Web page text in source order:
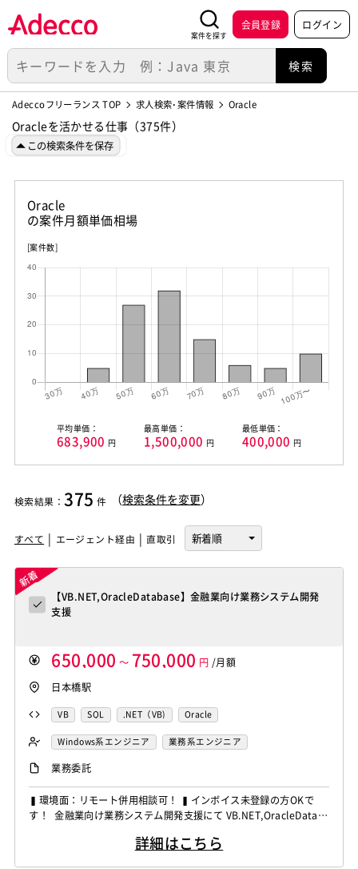
案件を探す
会員登録 ログイン
Adeccoフリーランス TOP 求人検索･案件情報 Oracle
Oracleを活かせる仕事（375件）
この検索条件を保存
Oracle
の案件月額単価相場
[案件数]
平均単価：
683,900 円
最高単価：
1,500,000 円
最低単価：
400,000 円
検索結果 ：375 件 （検索条件を変更）
すべて エージェント経由 直取引
【VB.NET,OracleDatabase】金融業向け業務システム開発
支援
650,000 ～ 750,000 円 /月額
日本橋駅
VB SQL .NET（VB) Oracle
Windows系エンジニア 業務系エンジニア
業務委託
▍環境面：リモート併用相談可！ ▍インボイス未登録の方OKで
す！ 金融業向け業務システム開発支援にて VB.NET,OracleDatab
務システム開発 ・基本設計から総合試験まで対応 ・Oracleを用
詳細はこちら